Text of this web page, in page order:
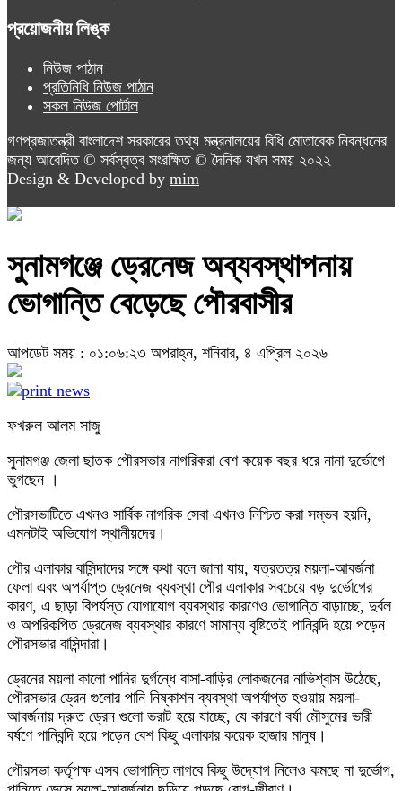
প্রয়োজনীয় লিঙ্ক
নিউজ পাঠান
প্রতিনিধি নিউজ পাঠান
সকল নিউজ পোর্টাল
গণপ্রজাতন্ত্রী বাংলাদেশ সরকারের তথ্য মন্ত্রনালয়ের বিধি মোতাবেক নিবন্ধনের
জন্য আবেদিত © সর্বস্বত্ব সংরক্ষিত © দৈনিক যখন সময় ২০২২
Design & Developed by mim
সুনামগঞ্জে ড্রেনেজ অব্যবস্থাপনায়
ভোগান্তি বেড়েছে পৌরবাসীর
আপডেট সময় : ০১:০৬:২৩ অপরাহ্ন, শনিবার, ৪ এপ্রিল ২০২৬
ফখরুল আলম সাজু
সুনামগঞ্জ জেলা ছাতক পৌরসভার নাগরিকরা বেশ কয়েক বছর ধরে নানা দুর্ভোগে
ভুগছেন ।
পৌরসভাটিতে এখনও সার্বিক নাগরিক সেবা এখনও নিশ্চিত করা সম্ভব হয়নি,
এমনটাই অভিযোগ স্থানীয়দের।
পৌর এলাকার বাসিন্দাদের সঙ্গে কথা বলে জানা যায়, যত্রতত্র ময়লা-আবর্জনা
ফেলা এবং অপর্যাপ্ত ড্রেনেজ ব্যবস্থা পৌর এলাকার সবচেয়ে বড় দুর্ভোগের
কারণ, এ ছাড়া বিপর্যস্ত যোগাযোগ ব্যবস্থার কারণেও ভোগান্তি বাড়াচ্ছে, দুর্বল
ও অপরিকল্পিত ড্রেনেজ ব্যবস্থার কারণে সামান্য বৃষ্টিতেই পানিবন্দি হয়ে পড়েন
পৌরসভার বাসিন্দারা।
ড্রেনের ময়লা কালো পানির দুর্গন্ধে বাসা-বাড়ির লোকজনের নাভিশ্বাস উঠেছে,
পৌরসভার ড্রেন গুলোর পানি নিষ্কাশন ব্যবস্থা অপর্যাপ্ত হওয়ায় ময়লা-
আবর্জনায় দ্রুত ড্রেন গুলো ভরাট হয়ে যাচ্ছে, যে কারণে বর্ষা মৌসুমের ভারী
বর্ষণে পানিবন্দি হয়ে পড়েন বেশ কিছু এলাকার কয়েক হাজার মানুষ।
পৌরসভা কর্তৃপক্ষ এসব ভোগান্তি লাগবে কিছু উদ্যোগ নিলেও কমছে না দুর্ভোগ,